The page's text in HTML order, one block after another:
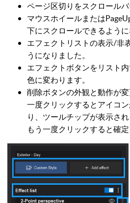
ページ区切りをスクロールバ
マウスホイールまたは
下にスクロールできるように
エフェクトリストの表示/非
うになりました。
エフェクトボタンをリスト
色に変わります。
削除ボタンの外観と動作が変
一度クリックするとアイコ
り、ツールチップが表示され
もう一度クリックすると確定